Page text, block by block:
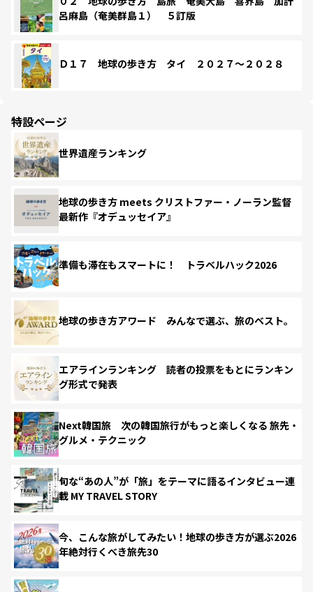
呂麻島（奄美群島１） ５訂版
Ｄ１７ 地球の歩き方 タイ ２０２７～２０２８
特設ページ
世界遺産ランキング
地球の歩き方 meets クリストファー・ノーラン監督
最新作『オデュッセイア』
準備も滞在もスマートに！ トラベルハック2026
地球の歩き方アワード みんなで選ぶ、旅のベスト。
エアラインランキング 読者の投票をもとにランキン
グ形式で発表
Next韓国旅 次の韓国旅行がもっと楽しくなる 旅先・
グルメ・テクニック
旬な“あの人”が「旅」をテーマに語るインタビュー連
載 MY TRAVEL STORY
今、こんな旅がしてみたい！地球の歩き方が選ぶ2026
年絶対行くべき旅先30